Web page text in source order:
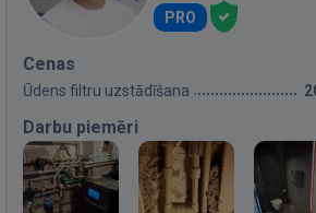
PRO
Cenas
Ūdens filtru uzstādīšana
Darbu piemēri